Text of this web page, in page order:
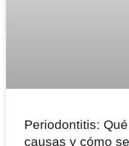
Periodontitis:
causas y cómo